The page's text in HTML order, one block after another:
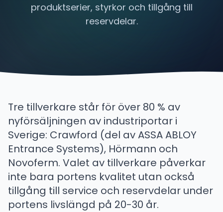
produktserier, styrkor och tillgång till
reservdelar.
Tre tillverkare står för över 80 % av
nyförsäljningen av industriportar i
Sverige: Crawford (del av ASSA ABLOY
Entrance Systems), Hörmann och
Novoferm. Valet av tillverkare påverkar
inte bara portens kvalitet utan också
tillgång till service och reservdelar under
portens livslängd på 20-30 år.